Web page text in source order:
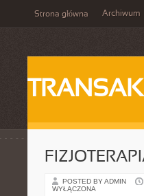
Strona główna Archiwum
POSTED BY ADMIN
WYŁĄCZONA